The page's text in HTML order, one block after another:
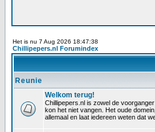
Het is nu 7 Aug 2026 18:47:38
Chillipepers.nl Forumindex
Reunie
Welkom terug!
Chillipepers.nl is zowel de
kon het niet vangen. Het oude
allemaal en laat iedereen weten dat